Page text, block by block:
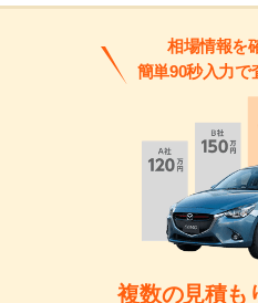
相場情報を
簡単90秒入力で
複数の見積も